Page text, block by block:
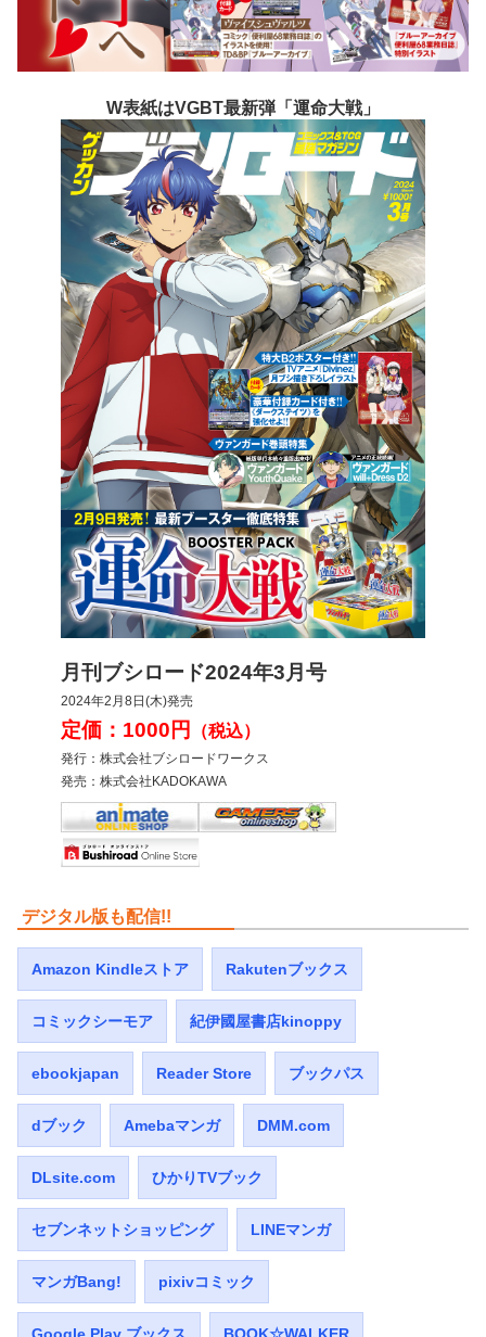
W表紙はVGBT最新弾「運命大戦」
月刊ブシロード2024年3月号
2024年2月8日(木)発売
定価：1000円 （税込）
発行：株式会社ブシロードワークス
発売：株式会社KADOKAWA
デジタル版も配信!!
Amazon Kindleストア Rakutenブックス
コミックシーモア 紀伊國屋書店kinoppy
ebookjapan Reader Store ブックパス
dブック Amebaマンガ DMM.com
DLsite.com ひかりTVブック
セブンネットショッピング LINEマンガ
マンガBang! pixivコミック